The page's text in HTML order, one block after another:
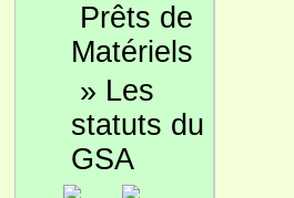
Prêts de
Matériels
» Les
statuts du
GSA